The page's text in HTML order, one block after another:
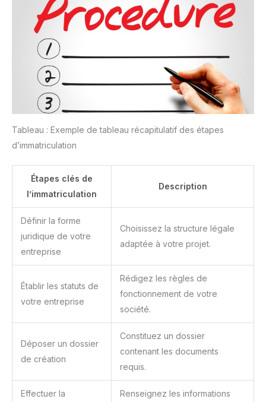
Tableau : Exemple de tableau récapitulatif des étapes
d’immatriculation
Étapes clés de
l’immatriculation
Description
Définir la forme
juridique de votre
entreprise
Choisissez la structure légale
adaptée à votre projet.
Établir les statuts de
votre entreprise
Rédigez les règles de
fonctionnement de votre
société.
Déposer un dossier
de création
Constituez un dossier
contenant les documents
requis.
Effectuer la
Renseignez les informations